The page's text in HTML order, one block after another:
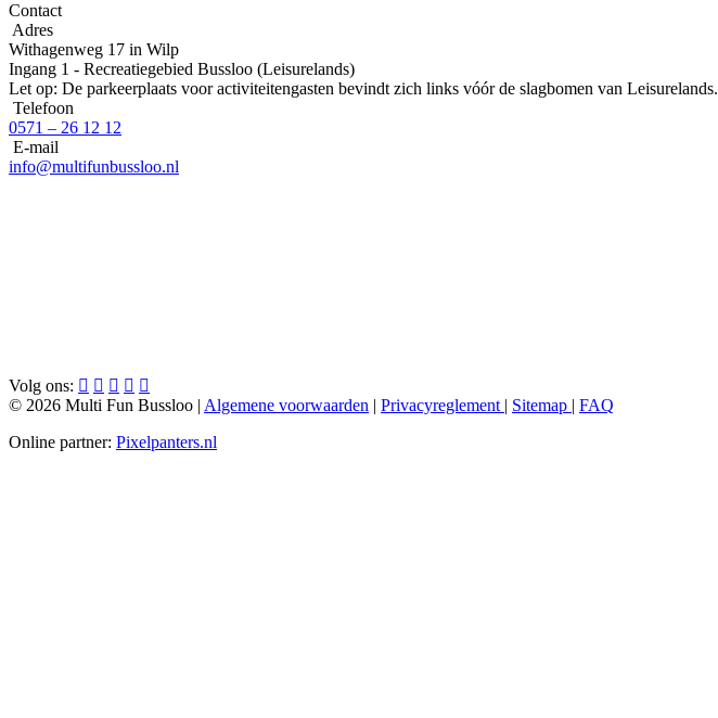
Contact
Adres
Withagenweg 17 in Wilp
Ingang 1 - Recreatiegebied Bussloo (Leisurelands)
Let op: De parkeerplaats voor activiteitengasten bevindt zich links vóór de slagbomen van Leisurelands.
Telefoon
0571 – 26 12 12
E-mail
info@multifunbussloo.nl
Volg ons:
© 2026 Multi Fun Bussloo | Algemene voorwaarden | Privacyreglement | Sitemap | FAQ
Online partner: Pixelpanters.nl